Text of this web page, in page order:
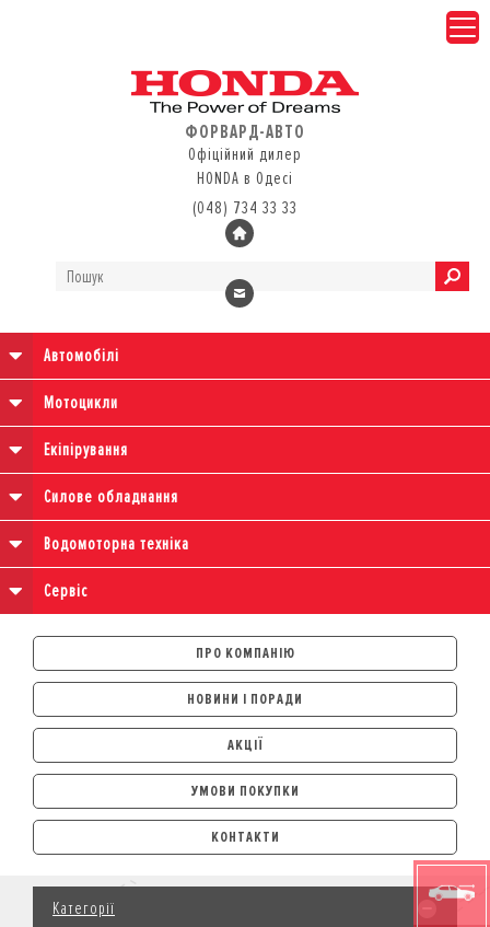
ФОРВАРД-АВТО
Офіційний дилер
HONDA в Одесі
(048) 734 33 33
Автомобілі
Мотоцикли
Екіпірування
Силове обладнання
Водомоторна техніка
Сервіс
ПРО КОМПАНІЮ
НОВИНИ І ПОРАДИ
АКЦІЇ
УМОВИ ПОКУПКИ
АВТОМОБІЛІ
ЛІЗИНГ
КРЕДИТ
СТРАХУВАННЯ
КОНТАКТИ
Категорії